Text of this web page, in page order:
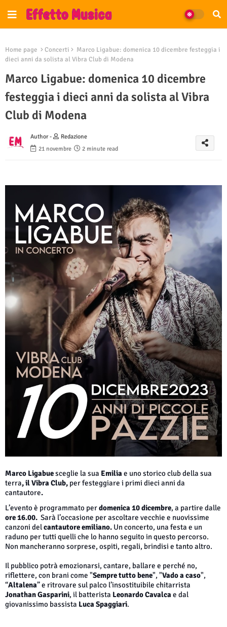
Home page Concerti
Marco Ligabue: domenica 10 dicembre festeggia i
dieci anni da solista al Vibra Club di Modena
Marco Ligabue: domenica 10 dicembre
festeggia i dieci anni da solista al Vibra
Club di Modena
Author -
Redazione
21 novembre
2 minute read
Marco Ligabuesceglie la sua Emilia e uno storico club della sua
terra, il Vibra Club, per festeggiare i primi dieci anni da
cantautore.
L’evento è programmato perdomenica 10 dicembre, a partire dalle
ore 16.00. Sarà l’occasione per ascoltare vecchie e nuovissime
canzoni delcantautore emiliano. Un concerto, una festa e un
raduno per tutti quelli che lo hanno seguito in questo percorso.
Non mancheranno sorprese, ospiti, regali, brindisi e tanto altro.
Il pubblico potrà emozionarsi, cantare, ballare e perché no,
riflettere, con brani come "Sempre tutto bene", "Vado a caso",
“Altalena” e ritrovare sul palco l’insostituibile chitarrista
Jonathan Gasparini, il batterista Leonardo Cavalca e dal
giovanissimo bassista Luca Spaggiari.